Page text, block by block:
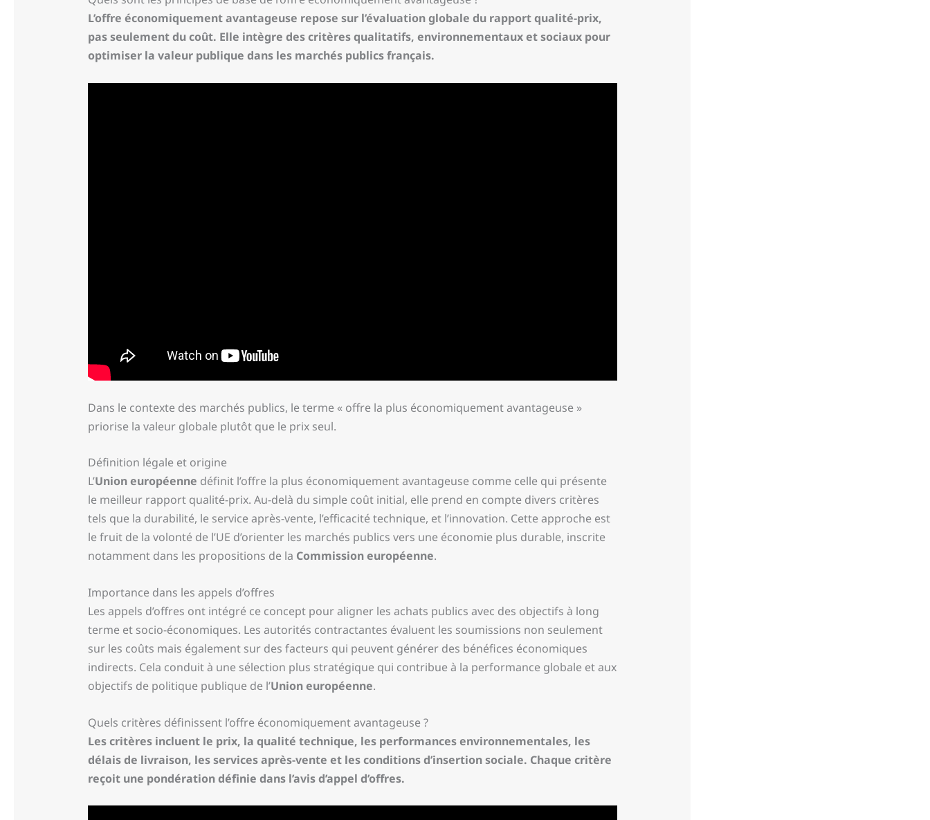
L’offre économiquement avantageuse repose sur l’évaluation globale du rapport qualité-prix,
pas seulement du coût. Elle intègre des critères qualitatifs, environnementaux et sociaux pour
optimiser la valeur publique dans les marchés publics français.
Dans le contexte des marchés publics, le terme « offre la plus économiquement avantageuse »
priorise la valeur globale plutôt que le prix seul.
Définition légale et origine
L’Union européenne définit l’offre la plus économiquement avantageuse comme celle qui présente
le meilleur rapport qualité-prix. Au-delà du simple coût initial, elle prend en compte divers critères
tels que la durabilité, le service après-vente, l’efficacité technique, et l’innovation. Cette approche est
le fruit de la volonté de l’UE d’orienter les marchés publics vers une économie plus durable, inscrite
notamment dans les propositions de la Commission européenne.
Importance dans les appels d’offres
Les appels d’offres ont intégré ce concept pour aligner les achats publics avec des objectifs à long
terme et socio-économiques. Les autorités contractantes évaluent les soumissions non seulement
sur les coûts mais également sur des facteurs qui peuvent générer des bénéfices économiques
indirects. Cela conduit à une sélection plus stratégique qui contribue à la performance globale et aux
objectifs de politique publique de l’Union européenne.
Quels critères définissent l’offre économiquement avantageuse ?
Les critères incluent le prix, la qualité technique, les performances environnementales, les
délais de livraison, les services après-vente et les conditions d’insertion sociale. Chaque critère
reçoit une pondération définie dans l’avis d’appel d’offres.